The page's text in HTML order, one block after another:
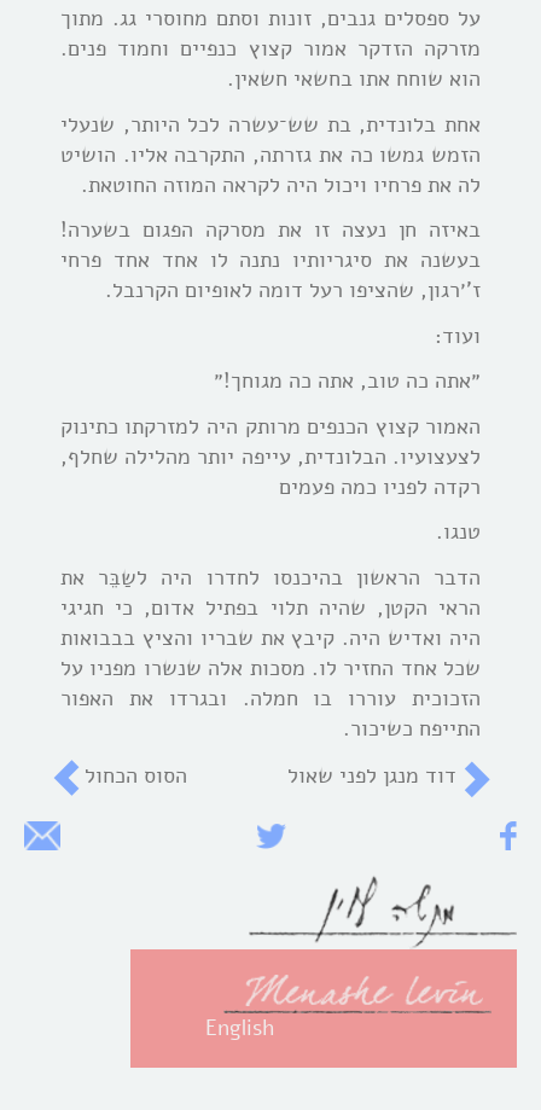
על ספסלים גנבים, זונות וסתם מחוסרי גג. מתוך
מזרקה הזדקר אמור קצוץ כנפיים וחמוד פנים.
הוא שוחח אתו בחשאי חשאין.
אחת בלונדית, בת שש־עשרה לכל היותר, שנעלי
הזמש גמשו כה את גזרתה, התקרבה אליו. הושיט
לה את פרחיו ויכול היה לקראה המוזה החוטאת.
באיזה חן נעצה זו את מסרקה הפגום בשערה!
בעשנה את סיגריותיו נתנה לו אחד אחד פרחי
ז’׳רגון, שהציפו רעל דומה לאופיום הקרנבל.
ועוד:
״אתה כה טוב, אתה כה מגוחך!״
האמור קצוץ הכנפים מרותק היה למזרקתו כתינוק
לצעצועיו. הבלונדית, עייפה יותר מהלילה שחלף,
רקדה לפניו כמה פעמים
טנגו.
הדבר הראשון בהיכנסו לחדרו היה לשַבֵּר את
הראי הקטן, שהיה תלוי בפתיל אדום, כי חגיגי
היה ואדיש היה. קיבץ את שבריו והציץ בבבואות
שכל אחד החזיר לו. מסכות אלה שנשרו מפניו על
הזכוכית עוררו בו חמלה. ובגרדו את האפור
התייפח כשיכור.
דוד מנגן לפני שאול
הסוס הכחול
English